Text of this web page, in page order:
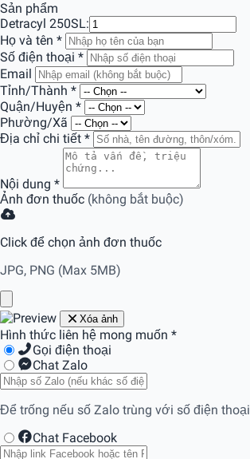
Sản phẩm
Detracyl 250SL:
Họ và tên *
Số điện thoại *
Email
Tỉnh/Thành *
Quận/Huyện *
Phường/Xã
Địa chỉ chi tiết *
Nội dung *
Ảnh đơn thuốc (không bắt buộc)
Click để chọn ảnh đơn thuốc
JPG, PNG (Max 5MB)
Xóa ảnh
Hình thức liên hệ mong muốn *
Gọi điện thoại
Chat Zalo
Để trống nếu số Zalo trùng với số điện thoại
Chat Facebook